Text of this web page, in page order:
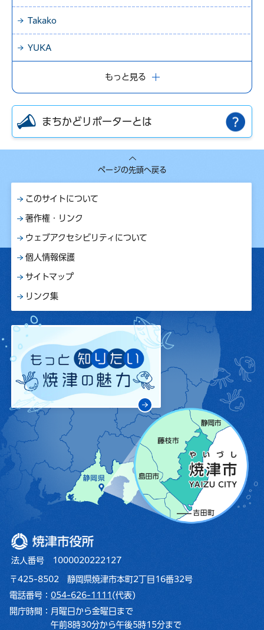
Takako
YUKA
もっと見る
まちかどリポーターとは
ページの先頭へ戻る
このサイトについて
著作権・リンク
ウェブアクセシビリティについて
個人情報保護
サイトマップ
リンク集
焼津市役所
法人番号 1000020222127
〒425-8502 静岡県焼津市本町2丁目16番32号
電話番号： 054-626-1111 (代表)
開庁時間： 月曜日から金曜日まで
午前8時30分から午後5時15分まで